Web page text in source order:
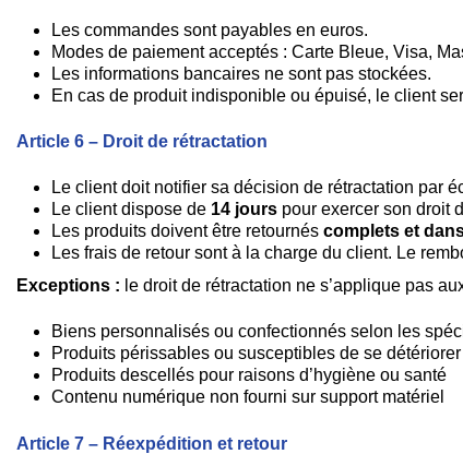
Les commandes sont payables en euros.
Modes de paiement acceptés : Carte Bleue, Visa,
Les informations bancaires ne sont pas stockées.
En cas de produit indisponible ou épuisé, le client
Article 6 – Droit de rétractation
Le client doit notifier sa décision de rétractation par
Le client dispose de 14 jours pour exercer son droit
Les produits doivent être retournés complets et
Les frais de retour sont à la charge du client. Le
Exceptions : le droit de rétractation ne s’applique pas
Biens personnalisés ou confectionnés selon les
Produits périssables ou susceptibles de se
Produits descellés pour raisons d’hygiène ou santé
Contenu numérique non fourni sur support matériel
Article 7 – Réexpédition et retour